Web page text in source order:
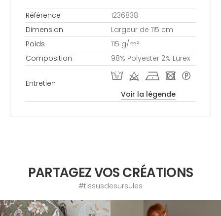
Référence
1236838
Dimension
Largeur de 115 cm
Poids
115 g/m²
Composition
98% Polyester 2% Lurex
Entretien
W d h - *
Voir la légende
PARTAGEZ VOS CRÉATIONS
#tissusdesursules